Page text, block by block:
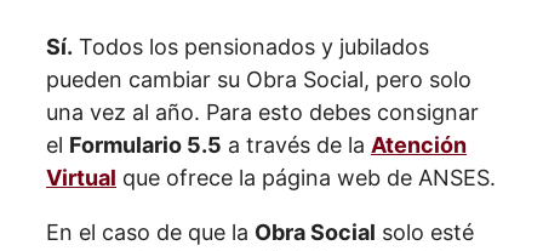
Sí. Todos los pensionados y jubilados
pueden cambiar su Obra Social, pero solo
una vez al año. Para esto debes consignar
el Formulario 5.5 a través de la Atención
Virtual que ofrece la página web de ANSES.
En el caso de que la Obra Social solo esté